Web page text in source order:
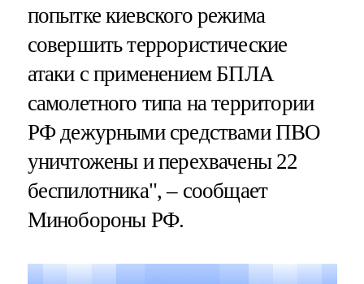
попытке киевского режима
совершить террористические
атаки с применением БПЛА
самолетного типа на территории
РФ дежурными средствами ПВО
уничтожены и перехвачены 22
беспилотника", – сообщает
Минобороны РФ.